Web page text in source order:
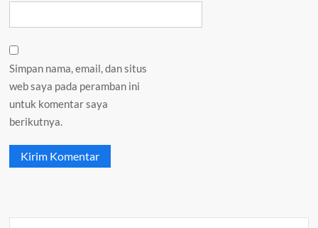
Simpan nama, email, dan situs
web saya pada peramban ini
untuk komentar saya
berikutnya.